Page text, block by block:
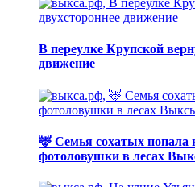
В переулке Крупской
движение
🦌 Семья сохатых попала
фотоловушки в лесах